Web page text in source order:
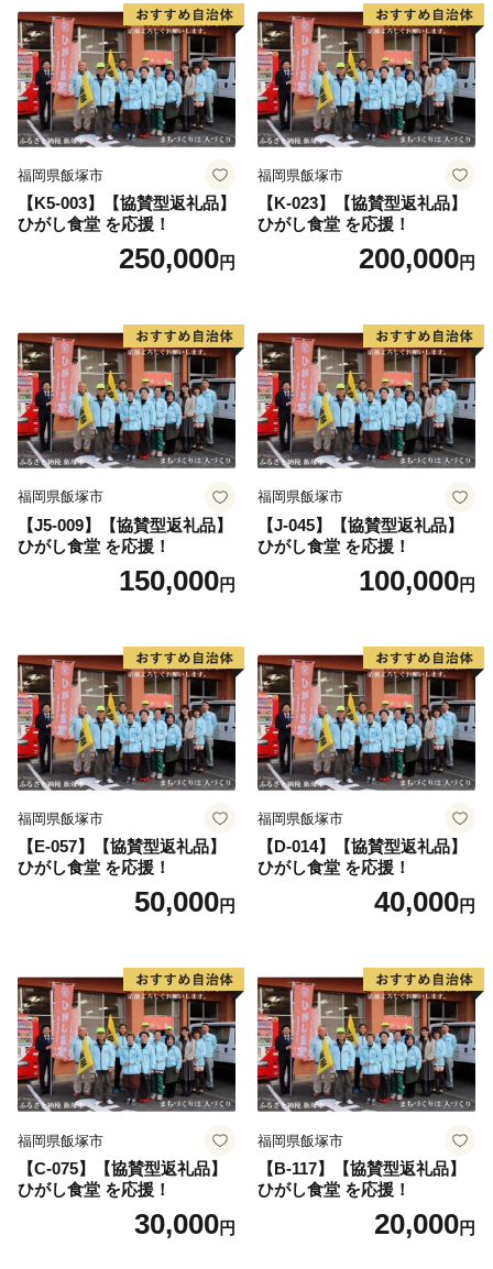
福岡県飯塚市
【K5-003】【協賛型返礼品】
ひがし食堂 を応援！
250,000円
福岡県飯塚市
【K-023】【協賛型返礼品】
ひがし食堂 を応援！
200,000円
福岡県飯塚市
【J5-009】【協賛型返礼品】
ひがし食堂 を応援！
150,000円
福岡県飯塚市
【J-045】【協賛型返礼品】
ひがし食堂 を応援！
100,000円
福岡県飯塚市
【E-057】【協賛型返礼品】
ひがし食堂 を応援！
50,000円
福岡県飯塚市
【D-014】【協賛型返礼品】
ひがし食堂 を応援！
40,000円
福岡県飯塚市
【C-075】【協賛型返礼品】
ひがし食堂 を応援！
30,000円
福岡県飯塚市
【B-117】【協賛型返礼品】
ひがし食堂 を応援！
20,000円